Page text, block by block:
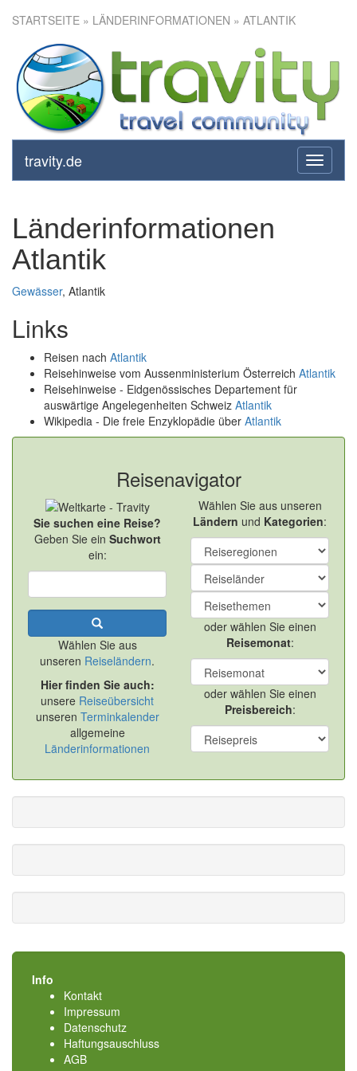
STARTSEITE » LÄNDERINFORMATIONEN » ATLANTIK
toggle
travity.de
Länderinformationen
Atlantik
Gewässer, Atlantik
Links
Reisen nach Atlantik
Reisehinweise vom Aussenministerium Österreich Atlantik
Reisehinweise - Eidgenössisches Departement für
auswärtige Angelegenheiten Schweiz Atlantik
Wikipedia - Die freie Enzyklopädie über Atlantik
Reisenavigator
Sie suchen eine Reise?
Geben Sie ein Suchwort
ein:
Wählen Sie aus
unseren Reiseländern.
Hier finden Sie auch:
unsere Reiseübersicht
unseren Terminkalender
allgemeine
Länderinformationen
Wählen Sie aus unseren
Ländern und Kategorien:
oder wählen Sie einen
Reisemonat:
oder wählen Sie einen
Preisbereich:
Info
Kontakt
Impressum
Datenschutz
Haftungsauschluss
AGB